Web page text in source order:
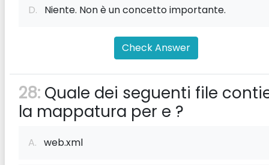
D. Niente. Non è un concetto importante.
Check Answer
28: Quale dei seguenti file
la mappatura per e ?
A. web.xml